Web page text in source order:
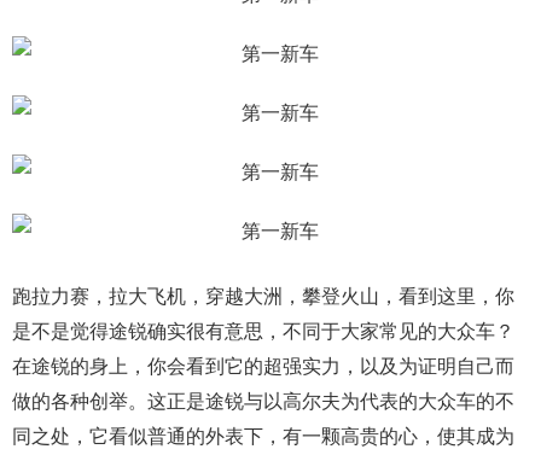
跑拉力赛，拉大飞机，穿越大洲，攀登火山，看到这里，你
是不是觉得途锐确实很有意思，不同于大家常见的大众车？
在途锐的身上，你会看到它的超强实力，以及为证明自己而
做的各种创举。这正是途锐与以高尔夫为代表的大众车的不
同之处，它看似普通的外表下，有一颗高贵的心，使其成为